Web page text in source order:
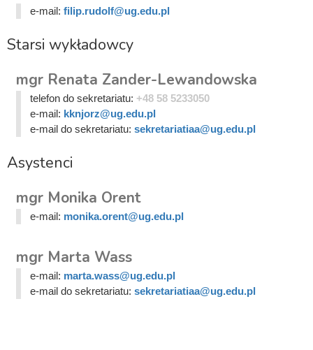
e-mail: filip.rudolf@ug.edu.pl
Starsi wykładowcy
mgr Renata Zander-Lewandowska
telefon do sekretariatu: +48 58 5233050
e-mail: kknjorz@ug.edu.pl
e-mail do sekretariatu: sekretariatiaa@ug.edu.pl
Asystenci
mgr Monika Orent
e-mail: monika.orent@ug.edu.pl
mgr Marta Wass
e-mail: marta.wass@ug.edu.pl
e-mail do sekretariatu: sekretariatiaa@ug.edu.pl